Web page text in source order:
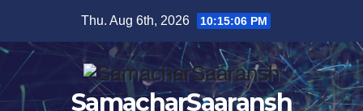
content
Thu. Aug 6th, 2026 10:15:06 PM
SamacharSaaransh